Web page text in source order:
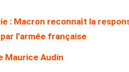
: Macron reconnaît la
l’armée française
Maurice Audin